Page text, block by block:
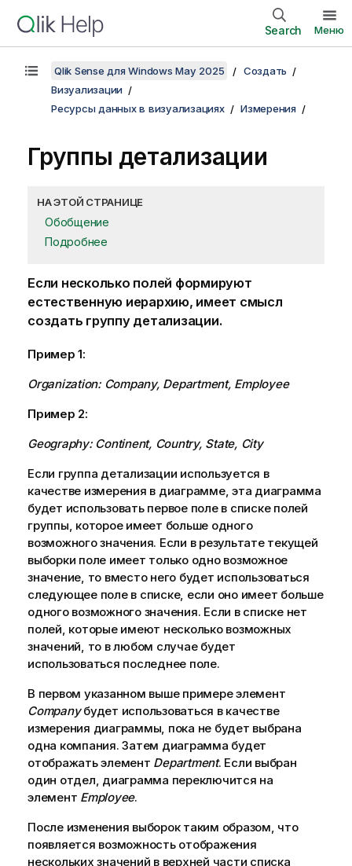
Search Меню
Qlik Sense для Windows May 2025
Создать
Визуализации
Ресурсы данных в визуализациях
Измерения
Группы детализации
НА ЭТОЙ СТРАНИЦЕ
Обобщение
Подробнее
Если несколько полей формируют
естественную иерархию, имеет смысл
создать группу детализации.
Пример 1:
Organization: Company, Department, Employee
Пример 2:
Geography: Continent, Country, State, City
Если группа детализации используется в
качестве измерения в диаграмме, эта диаграмма
будет использовать первое поле в списке полей
группы, которое имеет больше одного
возможного значения. Если в результате текущей
выборки поле имеет только одно возможное
значение, то вместо него будет использоваться
следующее поле в списке, если оно имеет больше
одного возможного значения. Если в списке нет
полей, которые имеют несколько возможных
значений, то в любом случае будет
использоваться последнее поле.
В первом указанном выше примере элемент
Companyбудет использоваться в качестве
измерения диаграммы, пока не будет выбрана
одна компания. Затем диаграмма будет
отображать элемент Department. Если выбран
один отдел, диаграмма переключится на
элемент Employee.
После изменения выборок таким образом, что
появляется возможность отображения
нескольких значений в верхней части списка